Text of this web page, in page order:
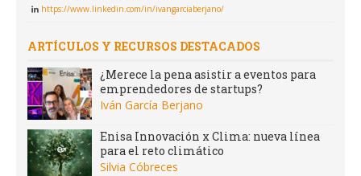
https://www.linkedin.com/in/ivangarciaberjano/
ARTÍCULOS Y RECURSOS DESTACADOS
¿Merece la pena asistir a eventos para
emprendedores de startups?
Iván García Berjano
Enisa Innovación x Clima: nueva línea
para el reto climático
Silvia Cóbreces